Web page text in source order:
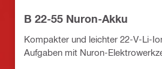
B 22-55 Nuron-Akku
Kompakter und leichter 22-V-Li-
Aufgaben mit Nuron-